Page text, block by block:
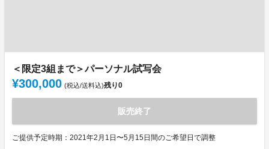
＜限定3組まで＞パーソナル試写会
¥300,000 (税込/送料込)残り0
販売終了
ご提供予定時期：2021年2月1日〜5月15日間のご希望日で調整